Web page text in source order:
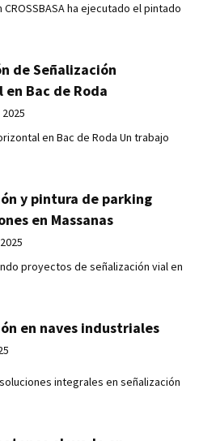
ha ejecutado el pintado
de Señalización
Bac de Roda
en Bac de Roda Un trabajo
y pintura de parking
en Massanas
proyectos de señalización vial en
en naves industriales
integrales en señalización